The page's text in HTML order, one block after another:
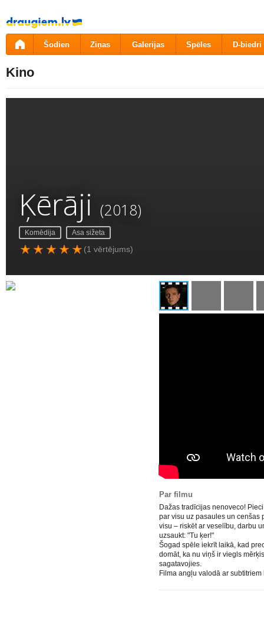
Pāriet
uz
saturu
Šodien Ziņas Galerijas Spēles D-biedri
Kino
Ķērāji (2018)
Komēdija Asa sižeta
(1 vērtējums)
Par filmu
Dažas tradīcijas nenoveco!
par visu uz pasaules un cenšas
visu – riskēt ar veselību, darbu
uzsaukt: "Tu ķer!"
Šogad spēle iekrīt laikā, kad
domāt, ka nu viņš ir viegls
sagatavojies.
Filma angļu valodā ar